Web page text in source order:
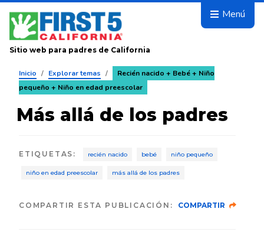
Avanza
Menú
Sitio web para padres de California
Inicio / Explorar temas /
Recién nacido + Bebé + Niño
pequeño + Niño en edad preescolar
Más allá de los padres
ETIQUETAS : recién nacido bebé niño pequeño
niño en edad preescolar más allá de los padres
COMPARTIR ESTA PUBLICACIÓN: COMPARTIR